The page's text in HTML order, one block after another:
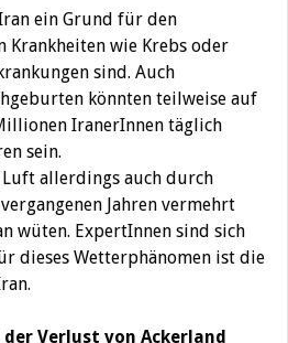
ein Grund für den
Krankheiten wie Krebs oder
sind. Auch
könnten teilweise auf
IranerInnen täglich
sein.
allerdings auch durch
Jahren vermehrt
wüten. ExpertInnen sind sich
dieses Wetterphänomen ist die
Verlust von Ackerland